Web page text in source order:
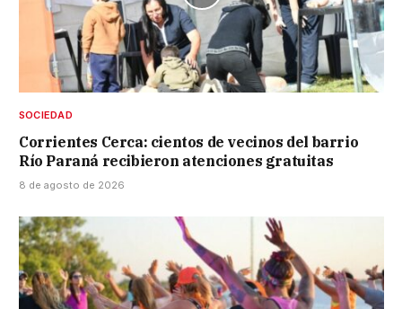
SOCIEDAD
Corrientes Cerca: cientos de vecinos del barrio
Río Paraná recibieron atenciones gratuitas
8 de agosto de 2026